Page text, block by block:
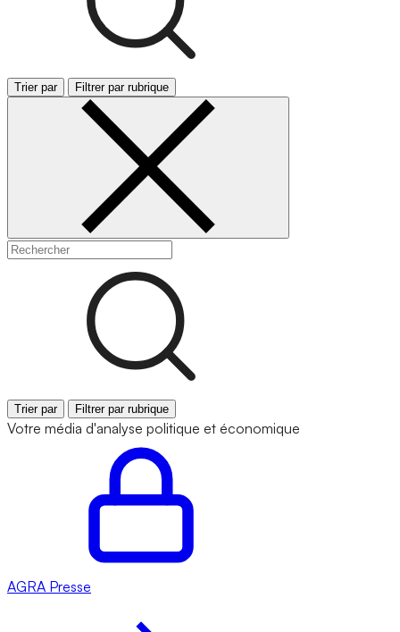
Trier par Filtrer par rubrique
Trier par Filtrer par rubrique
Votre média d'analyse politique et économique
AGRA Presse